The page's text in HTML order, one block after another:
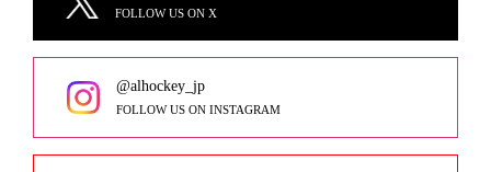
FOLLOW US ON X
@alhockey_jp
FOLLOW US ON INSTAGRAM